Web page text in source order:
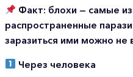
Факт: блохи — самые
распространенные
заразиться ими можно не
Через человека